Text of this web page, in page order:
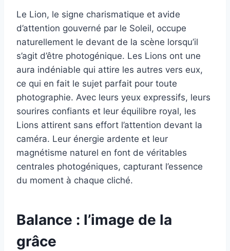
Le Lion, le signe charismatique et avide
d’attention gouverné par le Soleil, occupe
naturellement le devant de la scène lorsqu’il
s’agit d’être photogénique. Les Lions ont une
aura indéniable qui attire les autres vers eux,
ce qui en fait le sujet parfait pour toute
photographie. Avec leurs yeux expressifs, leurs
sourires confiants et leur équilibre royal, les
Lions attirent sans effort l’attention devant la
caméra. Leur énergie ardente et leur
magnétisme naturel en font de véritables
centrales photogéniques, capturant l’essence
du moment à chaque cliché.
Balance : l’image de la
grâce